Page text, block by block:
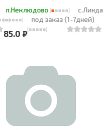
п.Неклюдово
с.Линда
под заказ (1-7дней)
85.0 ₽